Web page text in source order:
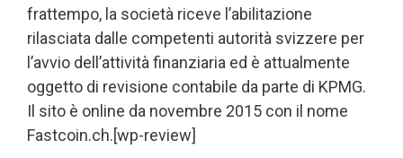
frattempo, la società riceve l’abilitazione
rilasciata dalle competenti autorità svizzere per
l’avvio dell’attività finanziaria ed è attualmente
oggetto di revisione contabile da parte di KPMG.
Il sito è online da novembre 2015 con il nome
Fastcoin.ch.[wp-review]